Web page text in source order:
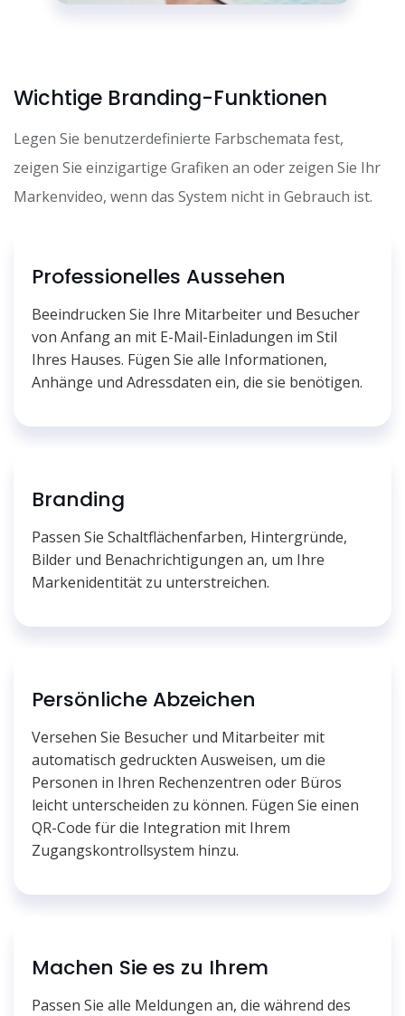
Wichtige Branding-Funktionen
Legen Sie benutzerdefinierte Farbschemata fest,
zeigen Sie einzigartige Grafiken an oder zeigen Sie Ihr
Markenvideo, wenn das System nicht in Gebrauch ist.
Professionelles Aussehen
Beeindrucken Sie Ihre Mitarbeiter und Besucher
von Anfang an mit E-Mail-Einladungen im Stil
Ihres Hauses. Fügen Sie alle Informationen,
Anhänge und Adressdaten ein, die sie benötigen.
Branding
Passen Sie Schaltflächenfarben, Hintergründe,
Bilder und Benachrichtigungen an, um Ihre
Markenidentität zu unterstreichen.
Persönliche Abzeichen
Versehen Sie Besucher und Mitarbeiter mit
automatisch gedruckten Ausweisen, um die
Personen in Ihren Rechenzentren oder Büros
leicht unterscheiden zu können. Fügen Sie einen
QR-Code für die Integration mit Ihrem
Zugangskontrollsystem hinzu.
Machen Sie es zu Ihrem
Passen Sie alle Meldungen an, die während des